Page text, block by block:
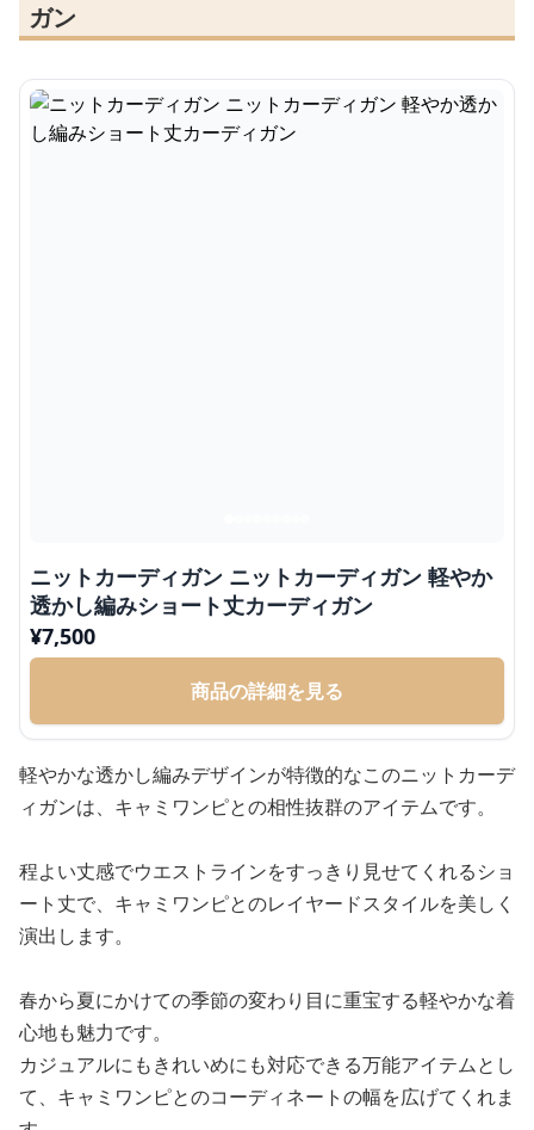
ガン
ニットカーディガン ニットカーディガン 軽やか
透かし編みショート丈カーディガン
¥7,500
商品の詳細を見る
軽やかな透かし編みデザインが特徴的なこのニットカーデ
ィガンは、キャミワンピとの相性抜群のアイテムです。
程よい丈感でウエストラインをすっきり見せてくれるショ
ート丈で、キャミワンピとのレイヤードスタイルを美しく
演出します。
春から夏にかけての季節の変わり目に重宝する軽やかな着
心地も魅力です。
カジュアルにもきれいめにも対応できる万能アイテムとし
て、キャミワンピとのコーディネートの幅を広げてくれま